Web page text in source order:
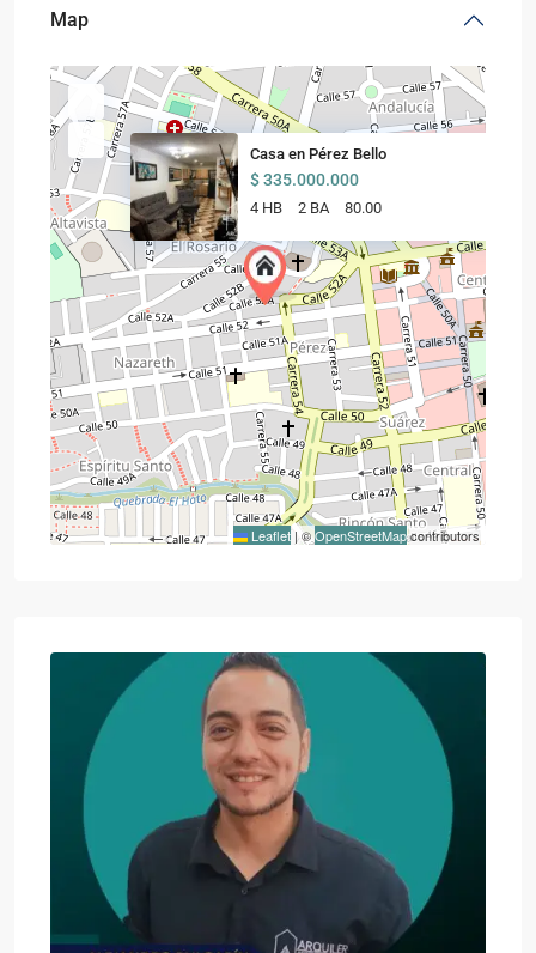
Map
Casa en Pérez Bello
$ 335.000.000
4 HB 2 BA 80.00
Leaflet |©OpenStreetMapcontributors